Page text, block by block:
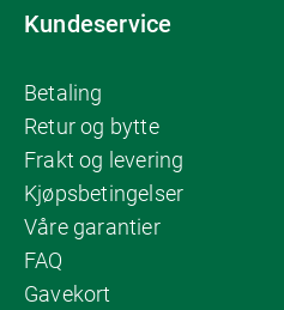
Kundeservice
Betaling
Retur og bytte
Frakt og levering
Kjøpsbetingelser
Våre garantier
FAQ
Gavekort